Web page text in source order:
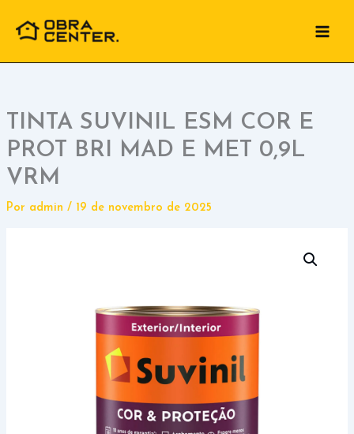
para
conteúdo
TINTA SUVINIL ESM COR E
PROT BRI MAD E MET 0,9L
VRM
Por admin / 19 de novembro de 2025